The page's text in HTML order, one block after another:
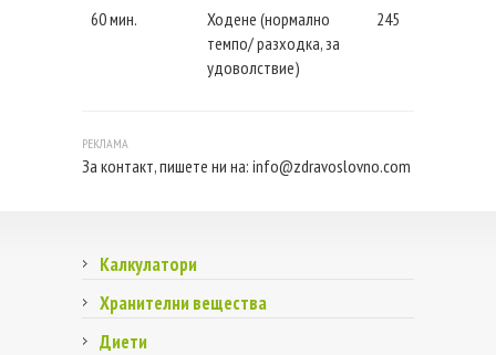
60 мин.
Ходене (нормално
темпо/ разходка, за
удоволствие)
245
За контакт, пишете ни на: info@zdravoslovno.com
Калкулатори
Хранителни вещества
Диети